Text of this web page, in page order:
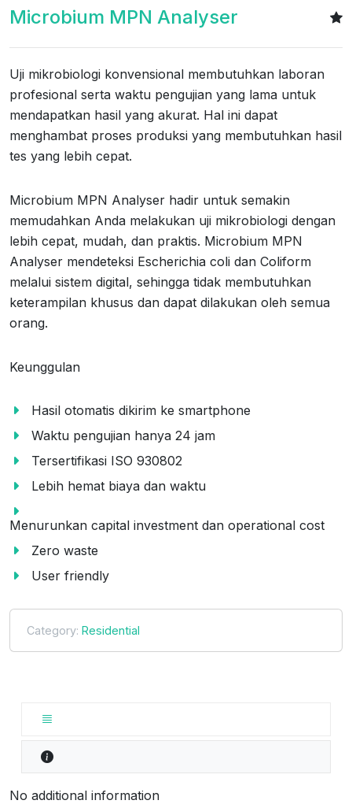
Microbium MPN Analyser
Uji mikrobiologi konvensional membutuhkan laboran
profesional serta waktu pengujian yang lama untuk
mendapatkan hasil yang akurat. Hal ini dapat
menghambat proses produksi yang membutuhkan hasil
tes yang lebih cepat.
Microbium MPN Analyser hadir untuk semakin
memudahkan Anda melakukan uji mikrobiologi dengan
lebih cepat, mudah, dan praktis. Microbium MPN
Analyser mendeteksi Escherichia coli dan Coliform
melalui sistem digital, sehingga tidak membutuhkan
keterampilan khusus dan dapat dilakukan oleh semua
orang.
Keunggulan
Hasil otomatis dikirim ke smartphone
Waktu pengujian hanya 24 jam
Tersertifikasi ISO 930802
Lebih hemat biaya dan waktu
Menurunkan capital investment dan operational cost
Zero waste
User friendly
Category: Residential
No additional information